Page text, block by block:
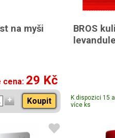
na myši
cena: 29 Kč
Koupit
BROS
K dispozici 15 a
více ks